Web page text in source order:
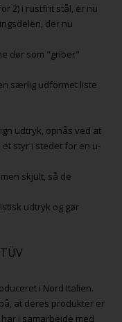
2) i rustfrit stål, er nu
der nu
dør som "griber"
særlig udformet liste
udtryk, opnås ved at
styr i stedet for en u-
skjult, så de
udtryk og gør
i Nord Italien.
at deres produkter er
i samarbejde med